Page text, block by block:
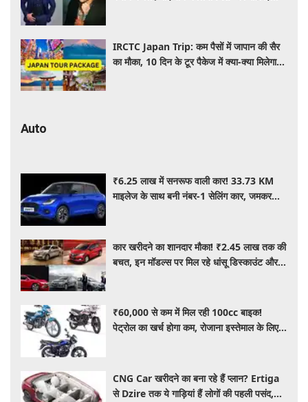
IRCTC Japan Trip: कम पैसों में जापान की सैर
का मौका, 10 दिन के टूर पैकेज में क्या-क्या मिलेगा?
Auto
₹6.25 लाख में सनरूफ वाली कार! 33.73 KM
माइलेज के साथ बनी नंबर-1 सेलिंग कार, जमकर
कार खरीदने का शानदार मौका! ₹2.45 लाख तक की
बचत, इन मॉडल्स पर मिल रहे धांसू डिस्काउंट और
₹60,000 से कम में मिल रही 100cc बाइक!
पेट्रोल का खर्च होगा कम, रोजाना इस्तेमाल के लिए है
CNG Car खरीदने का बना रहे हैं प्लान? Ertiga
से Dzire तक ये गाड़ियां हैं लोगों की पहली पसंद,